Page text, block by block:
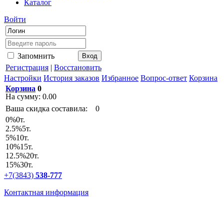
Каталог
Войти
Запомнить
Регистрация | Восстановить
Настройки История заказов Избранное Вопрос-ответ Корзина
Корзина 0
На сумму: 0.00
Ваша скидка составила:
0
0%0т.
2.5%5т.
5%10т.
10%15т.
12.5%20т.
15%30т.
+7(3843) 538-777
Контактная информация